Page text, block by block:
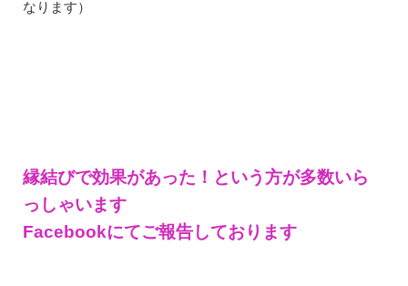
なります）
縁結びで効果があった！という方が多数いら
っしゃいます
Facebookにてご報告しております